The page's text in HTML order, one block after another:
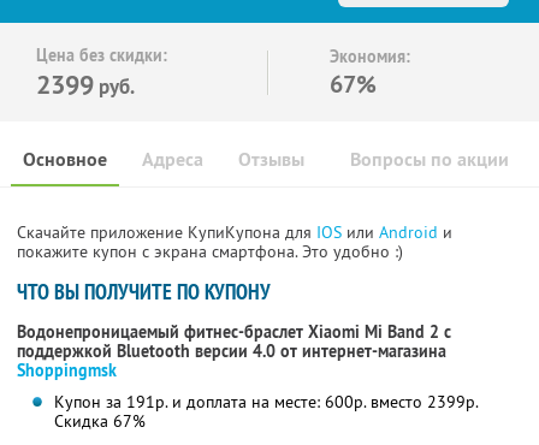
Цена без скидки:
2399 руб.
Экономия:
67%
Основное Отзывы Вопросы по акции
Адреса
Скачайте приложение КупиКупона для IOS или Android и
покажите купон с экрана смартфона. Это удобно :)
ЧТО ВЫ ПОЛУЧИТЕ ПО КУПОНУ
Водонепроницаемый фитнес-браслет Xiaomi Mi Band 2 с
поддержкой Bluetooth версии 4.0 от интернет-магазина
Shoppingmsk
Купон за 191р. и доплата на месте: 600р. вместо 2399р.
Скидка 67%